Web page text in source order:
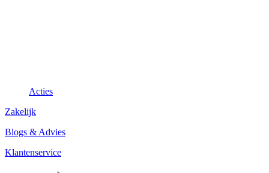
Acties
Zakelijk
Blogs & Advies
Klantenservice